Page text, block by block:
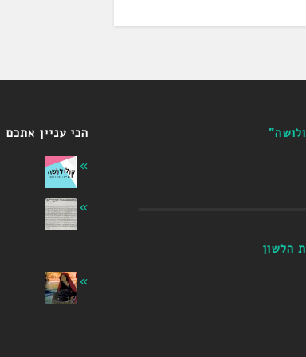
הלשון
הכי עניין אתכם